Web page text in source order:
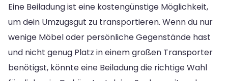
Eine Beiladung ist eine kostengünstige Möglichkeit,
um dein Umzugsgut zu transportieren. Wenn du nur
wenige Möbel oder persönliche Gegenstände hast
und nicht genug Platz in einem großen Transporter
benötigst, könnte eine Beiladung die richtige Wahl